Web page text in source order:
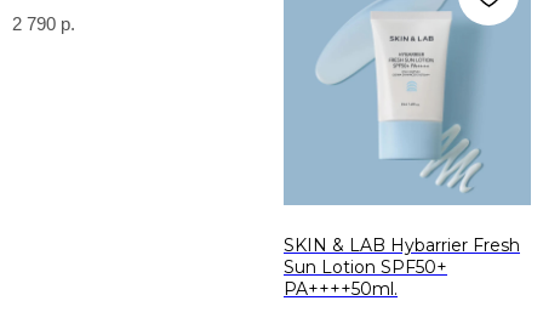
2 790 р.
SKIN & LAB Hybarrier Fresh
Sun Lotion SPF50+
PA++++50ml.